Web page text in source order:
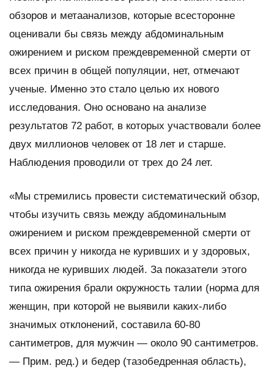
обзоров и метаанализов, которые всесторонне
оценивали бы связь между абдоминальным
ожирением и риском преждевременной смерти от
всех причин в общей популяции, нет, отмечают
ученые. Именно это стало целью их нового
исследования. Оно основано на анализе
результатов 72 работ, в которых участвовали более
двух миллионов человек от 18 лет и старше.
Наблюдения проводили от трех до 24 лет.
«Мы стремились провести систематический обзор,
чтобы изучить связь между абдоминальным
ожирением и риском преждевременной смерти от
всех причин у никогда не куривших и у здоровых,
никогда не куривших людей. За показатели этого
типа ожирения брали окружность талии (норма для
женщин, при которой не выявили каких-либо
значимых отклонений, составила 60-80
сантиметров, для мужчин — около 90 сантиметров.
— Прим. ред.) и бедер (тазобедренная область),